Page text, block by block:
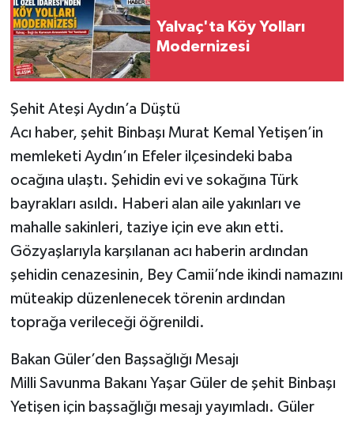
Yalvaç'ta Köy Yolları
Modernizesi
Şehit Ateşi Aydın’a Düştü
Acı haber, şehit Binbaşı Murat Kemal Yetişen’in
memleketi Aydın’ın Efeler ilçesindeki baba
ocağına ulaştı. Şehidin evi ve sokağına Türk
bayrakları asıldı. Haberi alan aile yakınları ve
mahalle sakinleri, taziye için eve akın etti.
Gözyaşlarıyla karşılanan acı haberin ardından
şehidin cenazesinin, Bey Camii’nde ikindi namazını
müteakip düzenlenecek törenin ardından
toprağa verileceği öğrenildi.
Bakan Güler’den Başsağlığı Mesajı
Milli Savunma Bakanı Yaşar Güler de şehit Binbaşı
Yetişen için başsağlığı mesajı yayımladı. Güler
Spor
Tarihi Yapılarımız
Teknoloji
Türkiye
İletişim
Künye